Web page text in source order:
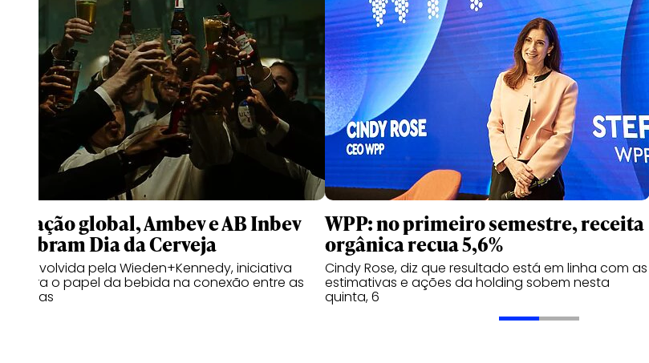
Em ação global, Ambev e AB Inbev
celebram Dia da Cerveja
Desenvolvida pela Wieden+Kennedy, iniciativa
celebra o papel da bebida na conexão entre as
pessoas
WPP: no primeiro semestre, receita
orgânica recua 5,6%
Cindy Rose, diz que resultado está em linha com as
estimativas e ações da holding sobem nesta
quinta, 6